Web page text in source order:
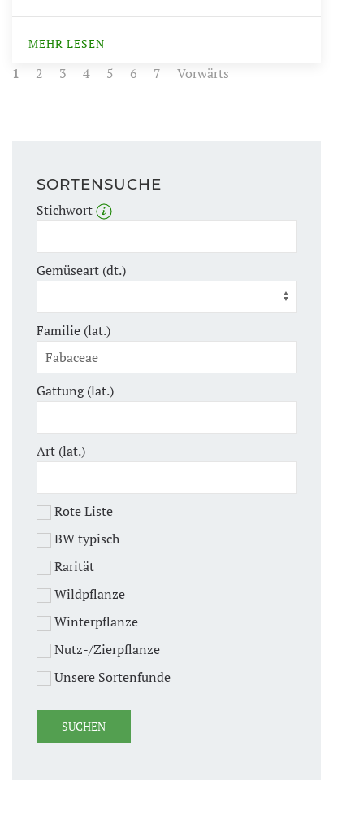
MEHR LESEN
1 2 3 4 5 6 7 Vorwärts
SORTENSUCHE
Stichwort
Gemüseart (dt.)
Familie (lat.)
Gattung (lat.)
Art (lat.)
Rote Liste
BW typisch
Rarität
Wildpflanze
Winterpflanze
Nutz-/Zierpflanze
Unsere Sortenfunde